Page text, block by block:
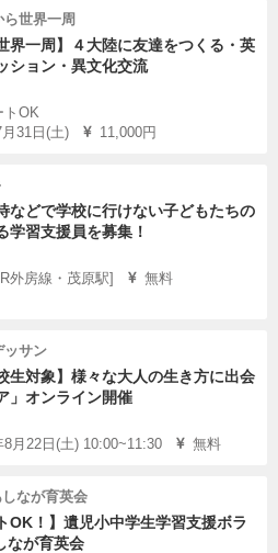
ら世界一周
界一周】４大陸に友達をつくる・英
ション・異文化交流
トOK
31日(土)
11,000円
などで学校に行けない子どもたちの
学習支援員を募集！
外房線・茂原駅]
無料
ッサン
生対象】様々な大人の生き方に出会
」オンライン開催
8月22日(土) 10:00~11:30 無料
なが育英会
OK！】遺児小中学生学習支援ボラ
なが育英会